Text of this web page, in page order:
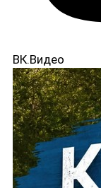
ВК.Видео